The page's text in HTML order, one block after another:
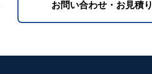
お問い合わせ・お見積り